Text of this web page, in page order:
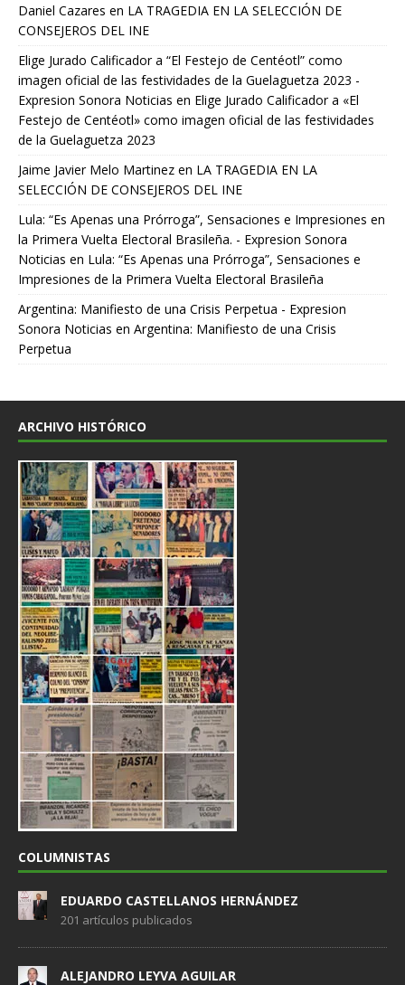
Daniel Cazares en LA TRAGEDIA EN LA SELECCIÓN DE
CONSEJEROS DEL INE
Elige Jurado Calificador a “El Festejo de Centéotl” como
imagen oficial de las festividades de la Guelaguetza 2023 -
Expresion Sonora Noticias en Elige Jurado Calificador a «El
Festejo de Centéotl» como imagen oficial de las festividades
de la Guelaguetza 2023
Jaime Javier Melo Martinez en LA TRAGEDIA EN LA
SELECCIÓN DE CONSEJEROS DEL INE
Lula: “Es Apenas una Prórroga”, Sensaciones e Impresiones en
la Primera Vuelta Electoral Brasileña. - Expresion Sonora
Noticias en Lula: “Es Apenas una Prórroga”, Sensaciones e
Impresiones de la Primera Vuelta Electoral Brasileña
Argentina: Manifiesto de una Crisis Perpetua - Expresion
Sonora Noticias en Argentina: Manifiesto de una Crisis
Perpetua
ARCHIVO HISTÓRICO
COLUMNISTAS
EDUARDO CASTELLANOS HERNÁNDEZ
201 artículos publicados
ALEJANDRO LEYVA AGUILAR